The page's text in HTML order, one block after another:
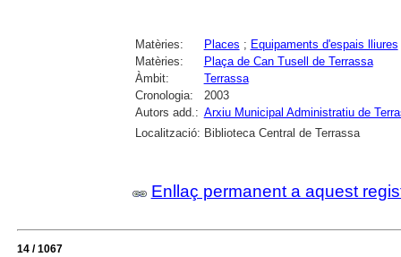
Matèries: Places ; Equipaments d'espais lliures
Matèries:
Plaça de Can Tusell de Terrassa
Àmbit:
Terrassa
Cronologia:
2003
Autors add.: Arxiu Municipal Administratiu de
Localització: Biblioteca Central de Terrassa
Enllaç permanent a aquest
14 / 1067